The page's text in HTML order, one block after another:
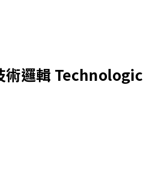
術邏輯 Technologic